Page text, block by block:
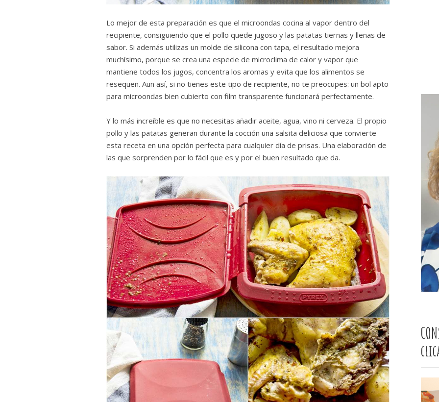
Lo mejor de esta preparación es que el microondas cocina al vapor dentro del
recipiente, consiguiendo que el pollo quede jugoso y las patatas tiernas y llenas de
sabor. Si además utilizas un molde de silicona con tapa, el resultado mejora
muchísimo, porque se crea una especie de microclima de calor y vapor que
mantiene todos los jugos, concentra los aromas y evita que los alimentos se
resequen. Aun así, si no tienes este tipo de recipiente, no te preocupes: un bol apto
para microondas bien cubierto con film transparente funcionará perfectamente.
Y lo más increíble es que no necesitas añadir aceite, agua, vino ni cerveza. El propio
pollo y las patatas generan durante la cocción una salsita deliciosa que convierte
esta receta en una opción perfecta para cualquier día de prisas. Una elaboración de
las que sorprenden por lo fácil que es y por el buen resultado que da.